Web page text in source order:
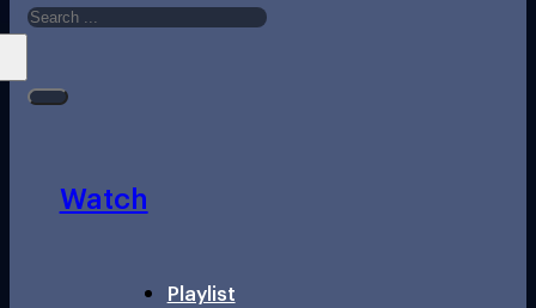
Watch
Playlist